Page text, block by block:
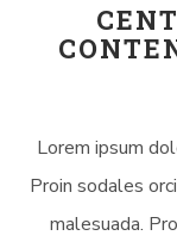
Lorem ipsum
Proin sodales
malesuada.